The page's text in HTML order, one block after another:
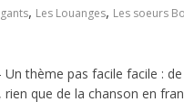
, Les Louanges, Les soeurs
Un thème pas facile facile :
rien que de la chanson en